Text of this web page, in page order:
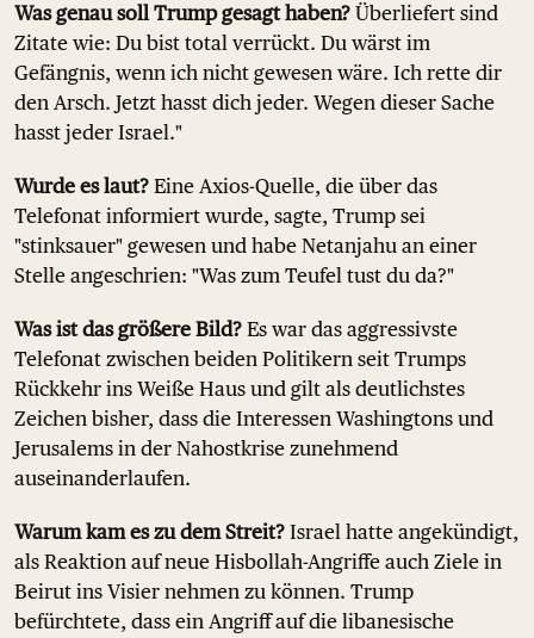
Was genau soll Trump gesagt haben? Überliefert sind
Zitate wie: Du bist total verrückt. Du wärst im
Gefängnis, wenn ich nicht gewesen wäre. Ich rette dir
den Arsch. Jetzt hasst dich jeder. Wegen dieser Sache
hasst jeder Israel."
Wurde es laut? Eine Axios-Quelle, die über das
Telefonat informiert wurde, sagte, Trump sei
"stinksauer" gewesen und habe Netanjahu an einer
Stelle angeschrien: "Was zum Teufel tust du da?"
Was ist das größere Bild? Es war das aggressivste
Telefonat zwischen beiden Politikern seit Trumps
Rückkehr ins Weiße Haus und gilt als deutlichstes
Zeichen bisher, dass die Interessen Washingtons und
Jerusalems in der Nahostkrise zunehmend
auseinanderlaufen.
Warum kam es zu dem Streit? Israel hatte angekündigt,
als Reaktion auf neue Hisbollah-Angriffe auch Ziele in
Beirut ins Visier nehmen zu können. Trump
befürchtete, dass ein Angriff auf die libanesische